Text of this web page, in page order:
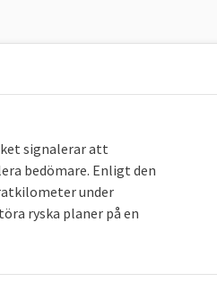
signalerar att
bedömare. Enligt den
under
ryska planer på en